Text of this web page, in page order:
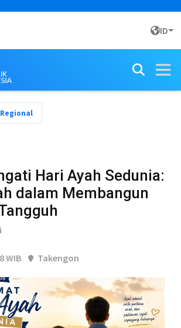
ID
Regional
Hari Ayah Sedunia:
dalam Membangun
WIB
Takengon